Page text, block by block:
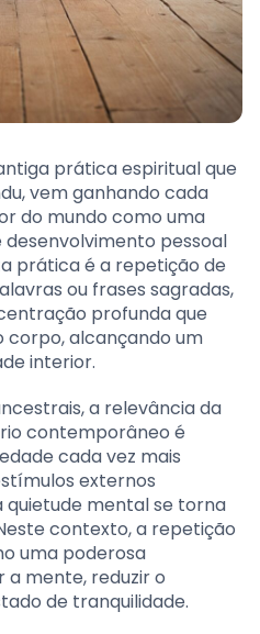
prática espiritual que
vem ganhando cada
do mundo como uma
pessoal
prática é a repetição de
ou frases sagradas,
profunda que
corpo, alcançando um
interior.
a relevância da
contemporâneo é
cada vez mais
externos
mental se torna
contexto, a repetição
uma poderosa
mente, reduzir o
de tranquilidade.